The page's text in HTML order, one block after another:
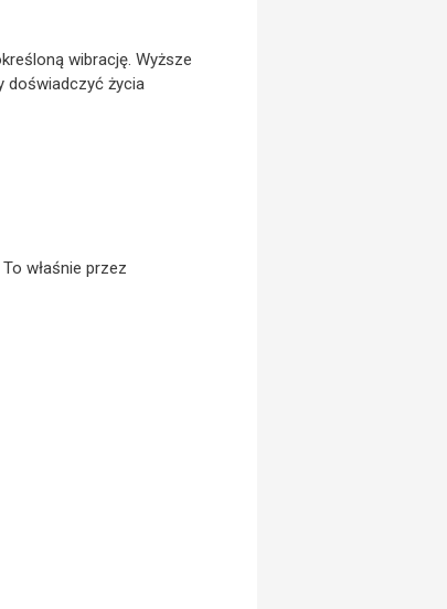
wibrację. Wyższe
doświadczyć życia
właśnie przez